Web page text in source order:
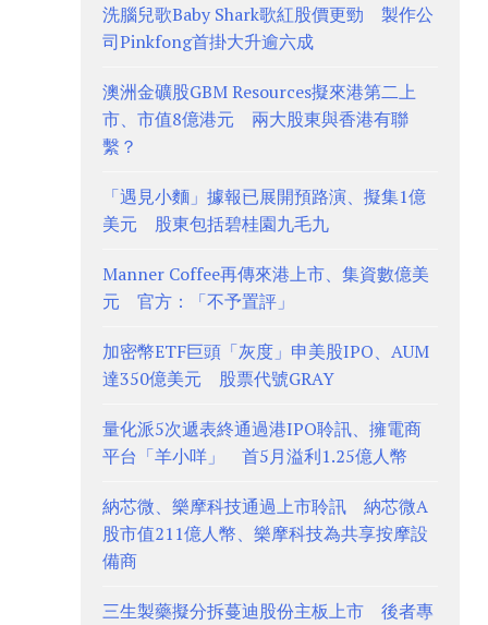
洗腦兒歌Baby Shark歌紅股價更勁 製作公
司Pinkfong首掛大升逾六成
澳洲金礦股GBM Resources擬來港第二上
市、市值8億港元 兩大股東與香港有聯
繫？
「遇見小麵」據報已展開預路演、擬集1億
美元 股東包括碧桂園九毛九
Manner Coffee再傳來港上市、集資數億美
元 官方：「不予置評」
加密幣ETF巨頭「灰度」申美股IPO、AUM
達350億美元 股票代號GRAY
量化派5次遞表終通過港IPO聆訊、擁電商
平台「羊小咩」 首5月溢利1.25億人幣
納芯微、樂摩科技通過上市聆訊 納芯微A
股市值211億人幣、樂摩科技為共享按摩設
備商
三生製藥擬分拆蔓迪股份主板上市 後者專